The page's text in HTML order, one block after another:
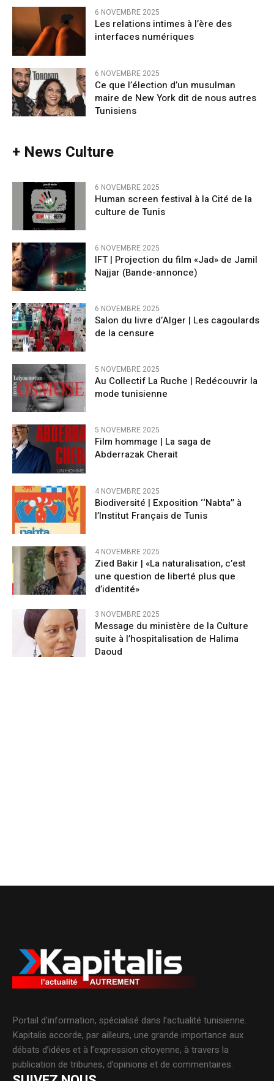
6 NOVEMBRE 2025
Les relations intimes à l’ère des
interfaces numériques
6 NOVEMBRE 2025
Ce que l’élection d’un musulman
maire de New York dit de nous autres
Tunisiens
+ News Culture
6 NOVEMBRE 2025
Human screen festival à la Cité de la
culture de Tunis
6 NOVEMBRE 2025
IFT | Projection du film «Jad» de Jamil
Najjar (Bande-annonce)
6 NOVEMBRE 2025
Salon du livre d’Alger | Les cagoulards
de la censure
5 NOVEMBRE 2025
Au Collectif La Ruche | Redécouvrir la
mode tunisienne
5 NOVEMBRE 2025
Film hommage | La saga de
Abderrazak Cherait
4 NOVEMBRE 2025
Biodiversité | Exposition ‘‘Nabta’’ à
l’Institut Français de Tunis
4 NOVEMBRE 2025
Zied Bakir | «La naturalisation, c’est
une question de liberté plus que
d’identité»
3 NOVEMBRE 2025
Message du ministère de la Culture
suite à l’hospitalisation de Halima
Daoud
Portail d’information, spécialisé dans l’actualité tunisienne.
Kapitalis accorde, par ailleurs, une grande importance aux
débats d’idées et à l’expression citoyenne, à travers la
publication de tribunes, d’opinions et de commentaires.